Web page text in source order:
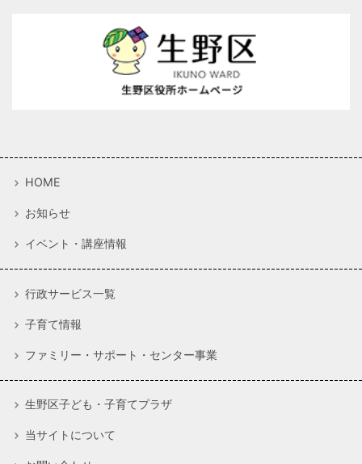
HOME
お知らせ
イベント・講座情報
行政サービス一覧
子育て情報
ファミリー・サポート・センター事業
生野区子ども・子育てプラザ
当サイトについて